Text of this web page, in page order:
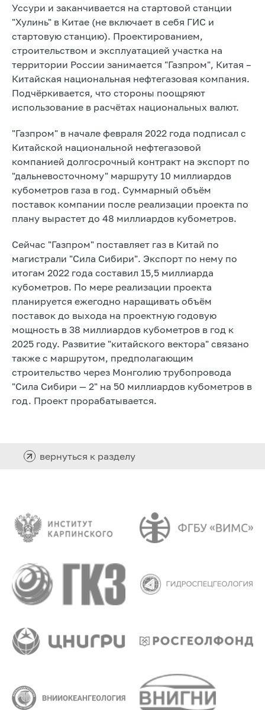
Уссури и заканчивается на стартовой станции
"Хулинь" в Китае (не включает в себя ГИС и
стартовую станцию). Проектированием,
строительством и эксплуатацией участка на
территории России занимается "Газпром", Китая –
Китайская национальная нефтегазовая компания.
Подчёркивается, что стороны поощряют
использование в расчётах национальных валют.
"Газпром" в начале февраля 2022 года подписал с
Китайской национальной нефтегазовой
компанией долгосрочный контракт на экспорт по
"дальневосточному" маршруту 10 миллиардов
кубометров газа в год. Суммарный объём
поставок компании после реализации проекта по
плану вырастет до 48 миллиардов кубометров.
Сейчас "Газпром" поставляет газ в Китай по
магистрали "Сила Сибири". Экспорт по нему по
итогам 2022 года составил 15,5 миллиарда
кубометров. По мере реализации проекта
планируется ежегодно наращивать объём
поставок до выхода на проектную годовую
мощность в 38 миллиардов кубометров в год к
2025 году. Развитие "китайского вектора" связано
также с маршрутом, предполагающим
строительство через Монголию трубопровода
"Сила Сибири — 2" на 50 миллиардов кубометров в
год. Проект прорабатывается.
вернуться к разделу